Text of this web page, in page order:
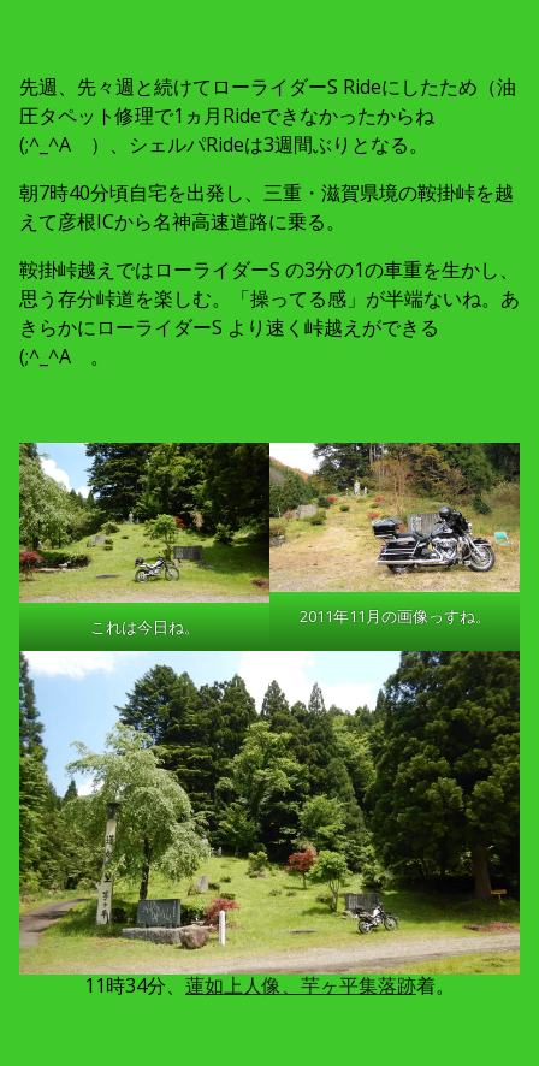
先週、先々週と続けてローライダーS Rideにしたため（油
圧タペット修理で1ヵ月Rideできなかったからね
(;^_^A ）、シェルパRideは3週間ぶりとなる。
朝7時40分頃自宅を出発し、三重・滋賀県境の鞍掛峠を越
えて彦根ICから名神高速道路に乗る。
鞍掛峠越えではローライダーS の3分の1の車重を生かし、
思う存分峠道を楽しむ。「操ってる感」が半端ないね。あ
きらかにローライダーS より速く峠越えができる
(;^_^A 。
これは今日ね。
2011年11月の画像っすね。
11時34分、 蓮如上人像、芋ヶ平集落跡着。